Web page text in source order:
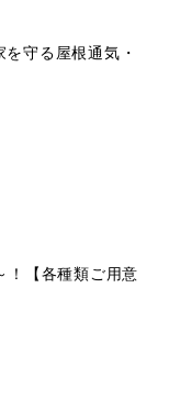
守る屋根通気・
！【各種類ご用意